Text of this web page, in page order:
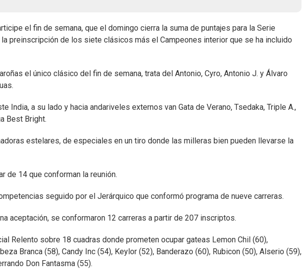
el fin de semana, que el domingo cierra la suma de puntajes para la Serie
preinscripción de los siete clásicos más el Campeones interior que se ha incluido
el único clásico del fin de semana, trata del Antonio, Cyro, Antonio J. y Álvaro
India, a su lado y hacia andariveles externos van Gata de Verano, Tsedaka, Triple A.,
Best Bright.
estelares, de especiales en un tiro donde las milleras bien pueden llevarse la
de 14 que conforman la reunión.
seguido por el Jerárquico que conformó programa de nueve carreras.
aceptación, se conformaron 12 carreras a partir de 207 inscriptos.
Relento sobre 18 cuadras donde prometen ocupar gateas Lemon Chil (60),
Branca (58), Candy Inc (54), Keylor (52), Banderazo (60), Rubicon (50), Alserio (59),
Don Fantasma (55).